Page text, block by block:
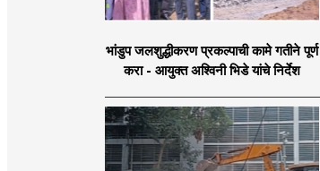
भांडुप जलशुद्धीकरण प्रकल्पाची कामे गतीने पूर्ण
करा - आयुक्त अश्विनी भिडे यांचे निर्देश